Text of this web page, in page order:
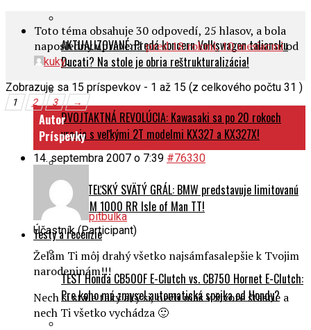
AKTUALIZOVANÉ: Predá koncern Volkswagen taliansku
Ducati? Na stole je obria reštrukturalizácia!
DVOJTAKTNÁ REVOLÚCIA: Kawasaki sa po 20 rokoch
vracia s veľkými 2T modelmi KX327 a KX327X!
ZBERATEĽSKÝ SVÄTÝ GRÁL: BMW predstavuje limitovanú
edíciu M 1000 RR Isle of Man TT!
Testy a recenzie
TEST Honda CB500F E-Clutch vs. CB750 Hornet E-Clutch:
Pre koho má zmysel automatická spojka od Hondy?
Toto téma obsahuje 30 odpovedí, 25 hlasov, a bola
naposledny upravenápred 18 rokmi, 10 mesiacmiod
kuky.
Zobrazuje sa 15 príspevkov - 1 až 15 (z celkového počtu 31 )
1 2 3 →
Autor
Príspevky
14. septembra 2007 o 7:39 #76330
pitbulka
Účastník (Participant)
Želám Ti môj drahý všetko najsámfasalepšie k Tvojim
narodeninám!!!
Nech si stále taký aký si, nech máš v živote šťastie a
nech Ti všetko vychádza 🙂